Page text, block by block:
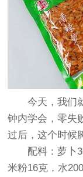
今天，我们就
钟内学会，零失
过后，这个时候
配料：萝卜3
米粉16克，水